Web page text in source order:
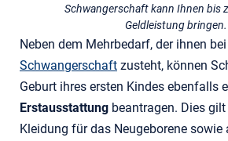
Schwangerschaft kann Ihnen bis
Geldleistung bringen.
Neben dem Mehrbedarf, der ihnen
Schwangerschaft zusteht, können
Geburt ihres ersten Kindes ebenfalls
Erstausstattung beantragen. Dies
Kleidung für das Neugeborene sowie